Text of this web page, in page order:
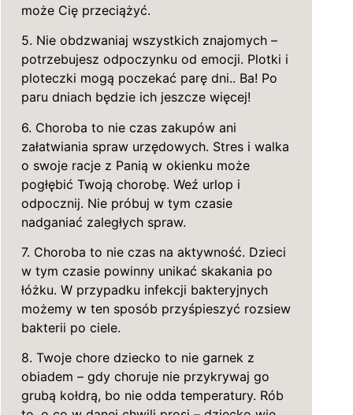
może Cię przeciążyć.
5. Nie obdzwaniaj wszystkich znajomych –
potrzebujesz odpoczynku od emocji. Plotki i
ploteczki mogą poczekać parę dni.. Ba! Po
paru dniach będzie ich jeszcze więcej!
6. Choroba to nie czas zakupów ani
załatwiania spraw urzędowych. Stres i walka
o swoje racje z Panią w okienku może
pogłębić Twoją chorobę. Weź urlop i
odpocznij. Nie próbuj w tym czasie
nadganiać zaległych spraw.
7. Choroba to nie czas na aktywność. Dzieci
w tym czasie powinny unikać skakania po
łóżku. W przypadku infekcji bakteryjnych
możemy w ten sposób przyśpieszyć rozsiew
bakterii po ciele.
8. Twoje chore dziecko to nie garnek z
obiadem – gdy choruje nie przykrywaj go
grubą kołdrą, bo nie odda temperatury. Rób